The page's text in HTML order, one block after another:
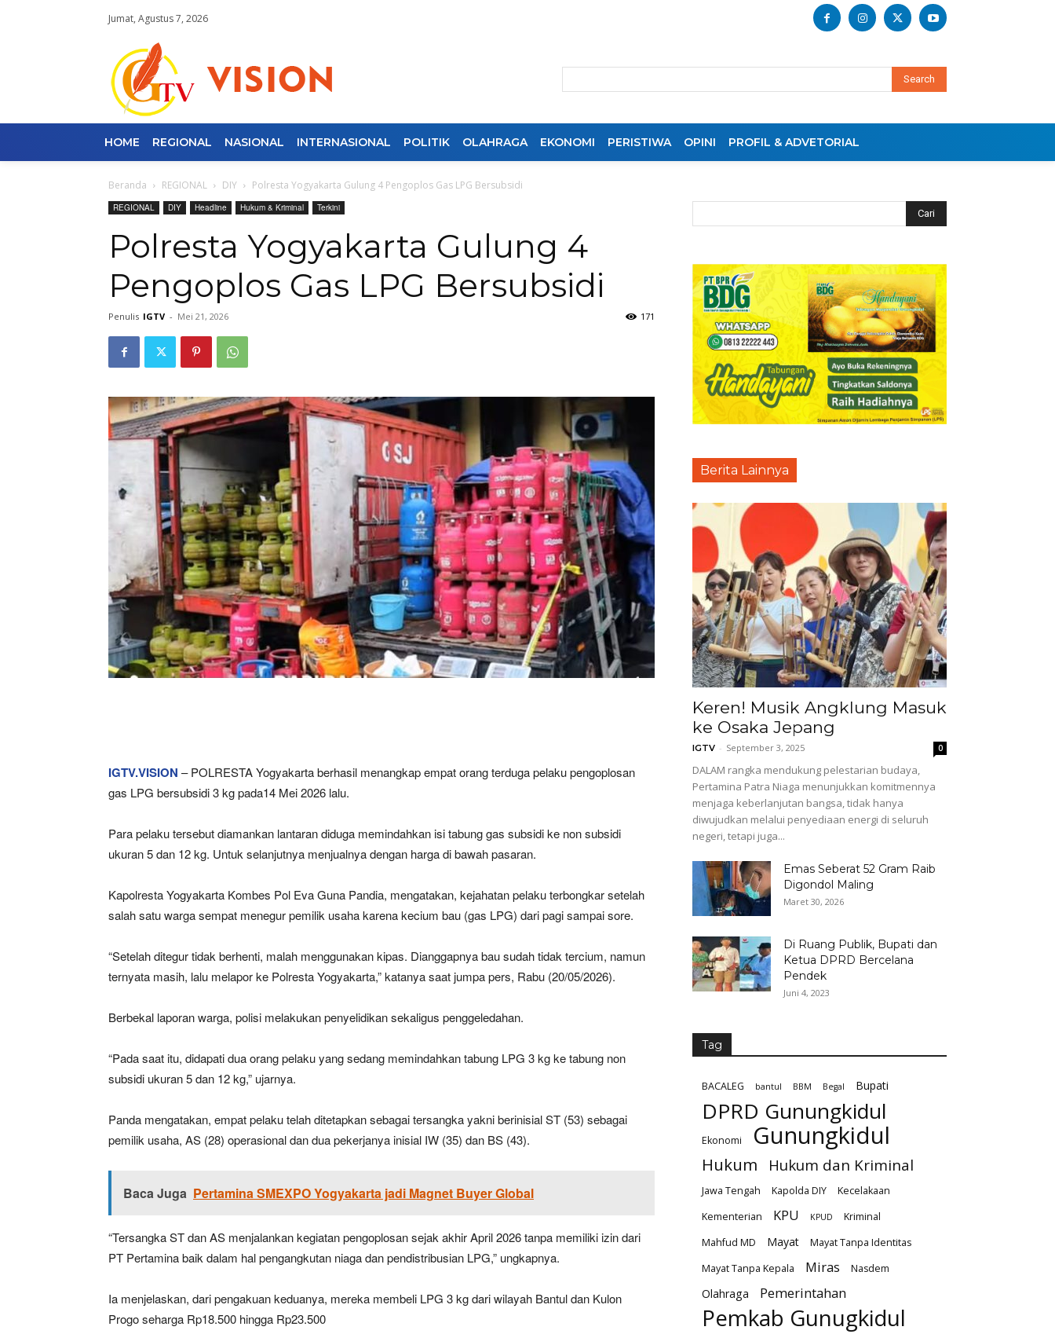
Jumat, Agustus 7, 2026
Search
HOME REGIONAL NASIONAL INTERNASIONAL POLITIK OLAHRAGA EKONOMI PERISTIWA OPINI PROFIL & ADVETORIAL
Beranda REGIONAL DIY Polresta Yogyakarta Gulung 4 Pengoplos Gas LPG Bersubsidi
REGIONAL DIY Headline Hukum & Kriminal Terkini
Polresta Yogyakarta Gulung 4
Pengoplos Gas LPG Bersubsidi
Penulis IGTV - Mei 21, 2026 171
IGTV.VISION – POLRESTA Yogyakarta berhasil menangkap empat orang terduga pelaku pengoplosan
gas LPG bersubsidi 3 kg pada14 Mei 2026 lalu.
Para pelaku tersebut diamankan lantaran diduga memindahkan isi tabung gas subsidi ke non subsidi
ukuran 5 dan 12 kg. Untuk selanjutnya menjualnya dengan harga di bawah pasaran.
Kapolresta Yogyakarta Kombes Pol Eva Guna Pandia, mengatakan, kejahatan pelaku terbongkar setelah
salah satu warga sempat menegur pemilik usaha karena kecium bau (gas LPG) dari pagi sampai sore.
“Setelah ditegur tidak berhenti, malah menggunakan kipas. Dianggapnya bau sudah tidak tercium, namun
ternyata masih, lalu melapor ke Polresta Yogyakarta,” katanya saat jumpa pers, Rabu (20/05/2026).
Berbekal laporan warga, polisi melakukan penyelidikan sekaligus penggeledahan.
“Pada saat itu, didapati dua orang pelaku yang sedang memindahkan tabung LPG 3 kg ke tabung non
subsidi ukuran 5 dan 12 kg,” ujarnya.
Panda mengatakan, empat pelaku telah ditetapkan sebagai tersangka yakni berinisial ST (53) sebagai
pemilik usaha, AS (28) operasional dan dua pekerjanya inisial IW (35) dan BS (43).
Baca Juga Pertamina SMEXPO Yogyakarta jadi Magnet Buyer Global
“Tersangka ST dan AS menjalankan kegiatan pengoplosan sejak akhir April 2026 tanpa memiliki izin dari
PT Pertamina baik dalam hal pengangkutan niaga dan pendistribusian LPG,” ungkapnya.
Ia menjelaskan, dari pengakuan keduanya, mereka membeli LPG 3 kg dari wilayah Bantul dan Kulon
Progo seharga Rp18.500 hingga Rp23.500
Berita Lainnya
Keren! Musik Angklung Masuk
ke Osaka Jepang
IGTV - September 3, 2025 0
DALAM rangka mendukung pelestarian budaya,
Pertamina Patra Niaga menunjukkan komitmennya
menjaga keberlanjutan bangsa, tidak hanya
diwujudkan melalui penyediaan energi di seluruh
negeri, tetapi juga...
Emas Seberat 52 Gram Raib
Digondol Maling
Maret 30, 2026
Di Ruang Publik, Bupati dan
Ketua DPRD Bercelana
Pendek
Juni 4, 2023
Tag
BACALEG bantul BBM Begal Bupati
DPRD Gunungkidul
Ekonomi Gunungkidul
Hukum Hukum dan Kriminal
Jawa Tengah Kapolda DIY
Kecelakaan
Kementerian
KPU KPUD
Kriminal
Mahfud MD
Mayat
Mayat Tanpa Identitas
Mayat Tanpa Kepala
Miras Nasdem
Olahraga Pemerintahan
Pemkab Gunugkidul